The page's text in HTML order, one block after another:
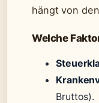
hängt von
Welche
Bruttos).